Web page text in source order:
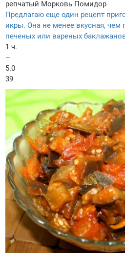
репчатый Морковь Помидор
Предлагаю еще один рецепт
икры. Она не менее вкусная, чем
печеных или вареных
1 ч.
–
5.0
39